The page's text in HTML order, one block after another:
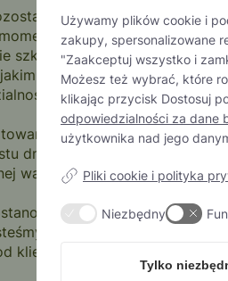
naszą własnością,
w przyszłości.
szkody, klient jest
osoba trzecia nie jest w
za wszelkie wynikające
pozostaje własnością
dni kalendarzowych od
wartości odtworzeniowej do
§ 5.1 powyżej lub
uprawnieni do jego
klienta. Nasze zobowiązanie
Używamy plików cookie i
zakupy, spersonalizowane
"Zaakceptuj wszystko i
Możesz też wybrać, które
klikając przycisk Dostosuj
odpowiedzialności za dane
użytkownika nad jego
Pliki cookie i polityka
Niezbędny
Tylko